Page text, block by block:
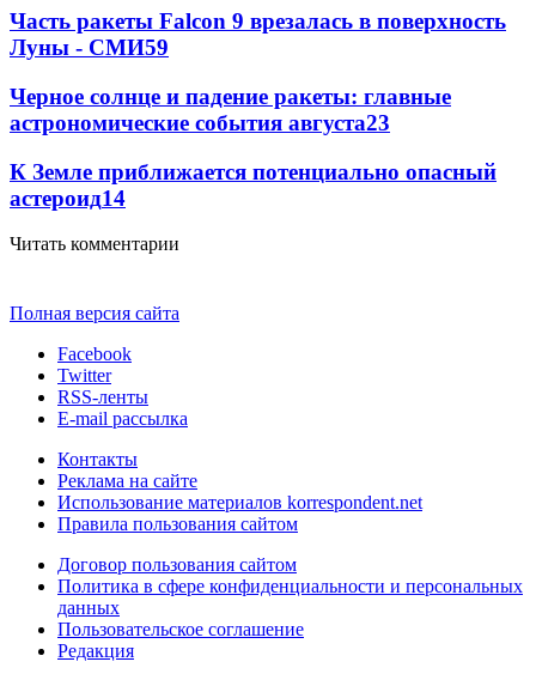
Часть ракеты Falcon 9 врезалась в поверхность
Луны - СМИ59
Черное солнце и падение ракеты: главные
астрономические события августа23
К Земле приближается потенциально опасный
астероид14
Читать комментарии
Полная версия сайта
Facebook
Twitter
RSS-ленты
E-mail рассылка
Контакты
Реклама на сайте
Использование материалов korrespondent.net
Правила пользования сайтом
Договор пользования сайтом
Политика в сфере конфиденциальности и персональных
данных
Пользовательское соглашение
Редакция